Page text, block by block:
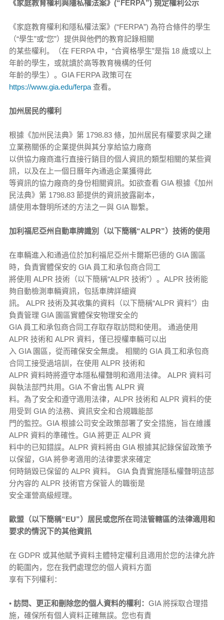
《家庭教育權利與隱私權法案》(“FERPA”) 規定權利公示
《家庭教育權利和隱私權法案》(“FERPA”) 為符合條件的學生
（“學生”或“您”）提供與他們的教育記錄相關
的某些權利。（在 FERPA 中，“合資格學生”是指 18 歲或以上
年齡的學生，或就讀於高等教育機構的任何
年齡的學生）。GIA FERPA 政策可在
https://www.gia.edu/ferpa 查看。
加州居民的權利
根據《加州民法典》第 1798.83 條，加州居民有權要求與之建
立業務關係的企業提供與其分享給協力廠商
以供協力廠商進行直接行銷目的個人資訊的類型相關的某些資
訊，以及在上一個日曆年內通過企業獲得此
等資訊的協力廠商的身份相關資訊。如欲查看 GIA 根據《加州
民法典》第 1798.83 節提供的資訊披露副本，
請使用本聲明所述的方法之一與 GIA 聯繫。
加利福尼亞州自動車牌識別（以下簡稱“ALPR”）技術的使用
在車輛進入和通過位於加利福尼亞州卡爾斯巴德的 GIA 園區
時，負責實體保安的 GIA 員工和承包商合同工
將使用 ALPR 技術（以下簡稱“ALPR 技術”）。ALPR 技術能
夠自動檢測車輛資訊，包括車牌詳細資
訊。 ALPR 技術及其收集的資料（以下簡稱“ALPR 資料”）由
負責管理 GIA 園區實體保安物理安全的
GIA 員工和承包商合同工存取存取訪問和使用。 通過使用
ALPR 技術和 ALPR 資料，僅已授權車輛可以出
入 GIA 園區，從而確保安全無虞。 相關的 GIA 員工和承包商
合同工接受過培訓，在使用 ALPR 技術和
ALPR 資料時將遵守本隱私權聲明和適用法律。 ALPR 資料可
與執法部門共用。GIA 不會出售 ALPR 資
料。為了安全和遵守適用法律，ALPR 技術和 ALPR 資料的使
用受到 GIA 的法務、資訊安全和合規職能部
門的監控。GIA 根據公司安全政策部署了安全措施，旨在維護
ALPR 資料的準確性。GIA 將更正 ALPR 資
料中的已知錯誤。ALPR 資料將由 GIA 根據其記錄保留政策予
以保留，GIA 將參考適用的法律要求來確定
何時銷毀已保留的 ALPR 資料。 GIA 負責實施隱私權聲明這部
分內容的 ALPR 技術官方保管人的職銜是
安全運營高級經理。
歐盟（以下簡稱“EU”）居民或您所在司法管轄區的法律適用和
要求的情況下的其他資訊
在 GDPR 或其他賦予資料主體特定權利且適用於您的法律允許
的範圍內，您在我們處理您的個人資料方面
享有下列權利：
• 訪問、更正和刪除您的個人資料的權利： GIA 將採取合理措
施，確保所有個人資料正確無誤。您也有責